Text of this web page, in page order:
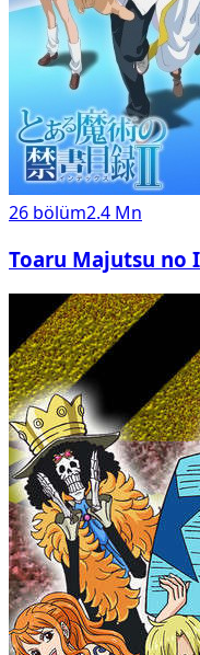
26 bölüm2.4 Mn
Toaru Majutsu no